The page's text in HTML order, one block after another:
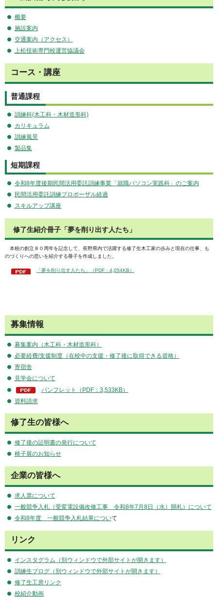
概要
施設案内
交通案内（アクセス）
上松技術専門校運営協議会
コース・講座
普通課程
訓練科(木工科・木材造形科)
カリキュラム
訓練風景
製品集
短期課程
令和8年度後期民間活用委託訓練事業「就職パソコン実践科」のご案内
民間活用委託訓練プロポーザル経過
スキルアップ講座
修了生紹介冊子「夢を削り出す人たち」
本校の創立８０周年を記念して、長野県内で活躍する修了生木工家の歩みと現在の仕事、も
のづくりへの思いを紹介する冊子を作成しました。
「夢を削り出す人たち」（PDF：4,054KB）
募集情報
募集案内（木工科・木材造形科）
必要経費/支援制度（在校中の支援・修了後に取得できる資格）
寄宿舎
見学会について
パンフレット（PDF：3,533KB）
資料請求
修了生の皆様へ
修了後の証明書の発行について
椅子展のお知らせ
企業の皆様へ
求人票について
一般競争入札（受変電設備改修工事 令和8年7月8日（水）開札）について
令和8年度 一般競争入札結果について
リンク
インスタグラム（別ウィンドウで外部サイトが開きます）
訓練生ブログ（別ウィンドウで外部サイトが開きます）
修了生工房リンク
校紹介動画